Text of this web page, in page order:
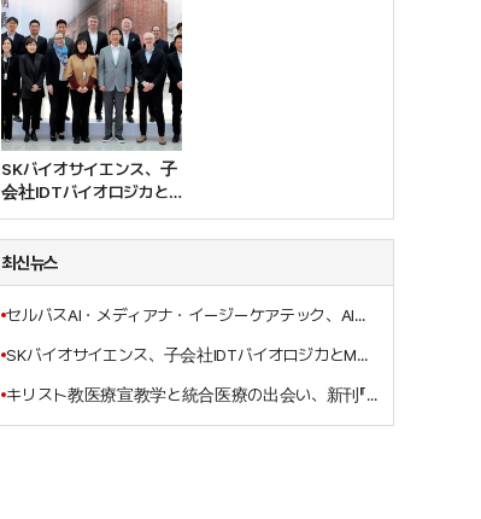
発で“握手”
SKバイオサイエンス、子
会社IDTバイオロジカと
MSDのエボラワクチン受
託生産契約を締結
최신뉴스
セルバスAI・メディアナ・イージーケアテック、AI基盤のスマート病棟ソリューション共同開発で“握手”
SKバイオサイエンス、子会社IDTバイオロジカとMSDのエボラワクチン受託生産契約を締結
キリスト教医療宣教学と統合医療の出会い、新刊『イエス・キリストの三位一体的癒しの宣教の働き』刊行